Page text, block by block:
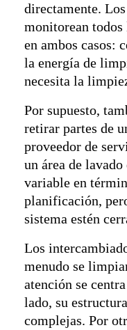
directamente.
monitorean todos
en ambos casos:
la energía de
necesita la
Por supuesto,
retirar partes de
proveedor de
un área de
variable en
planificación,
sistema estén
Los
menudo se
atención se
lado, su
complejas. Por